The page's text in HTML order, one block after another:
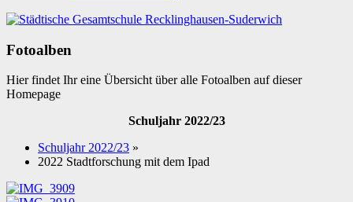
Fotoalben
Hier findet Ihr eine Übersicht über alle Fotoalben auf dieser
Homepage
Schuljahr 2022/23
Schuljahr 2022/23 »
2022 Stadtforschung mit dem Ipad